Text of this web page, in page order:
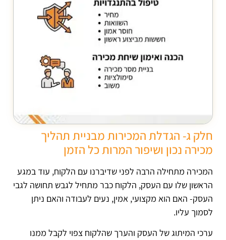
חלק ג- הגדלת המכירות מבניית תהליך
מכירה נכון ושיפור המרות כל הזמן
המכירה מתחילה הרבה לפני שדיברנו עם הלקוח, עוד במגע
הראשון שלו עם העסק, הלקוח כבר מתחיל לגבש תחושה לגבי
העסק- האם הוא מקצועי, אמין, נעים לעבודה והאם ניתן
לסמוך עליו.
ערכי המיתוג של העסק והערך שהלקוח צפוי לקבל ממנו